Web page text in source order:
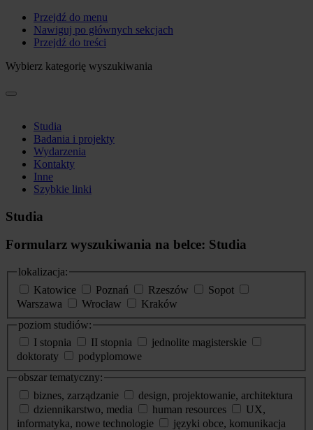
Przejdź do menu
Nawiguj po głównych sekcjach
Przejdź do treści
Wybierz kategorię wyszukiwania
Studia
Badania i projekty
Wydarzenia
Kontakty
Inne
Szybkie linki
Studia
Formularz wyszukiwania na belce: Studia
lokalizacja:
Katowice
Poznań Rzeszów
Sopot
Warszawa
Wrocław
Kraków
poziom studiów:
I stopnia
II stopnia
jednolite magisterskie
doktoraty
podyplomowe
obszar tematyczny:
biznes, zarządzanie
design, projektowanie, architektura
dziennikarstwo, media
human resources
UX,
informatyka, nowe technologie
języki obce, komunikacja